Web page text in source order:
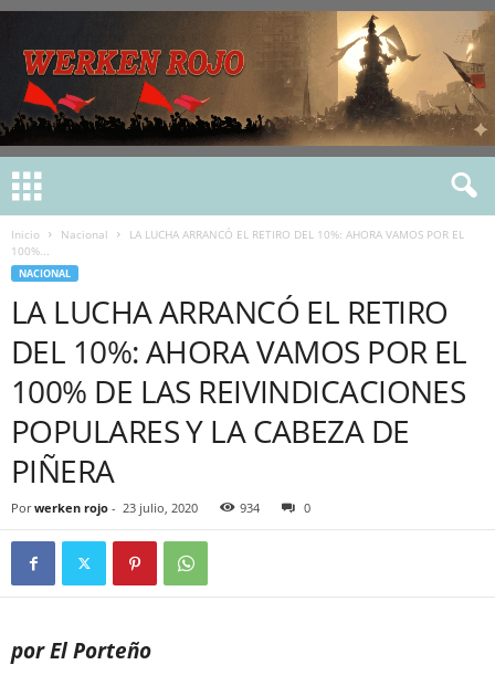
Inicio Nacional
LA LUCHA ARRANCÓ EL RETIRO DEL 10%: AHORA VAMOS POR EL
100%...
NACIONAL
LA LUCHA ARRANCÓ EL RETIRO
DEL 10%: AHORA VAMOS POR EL
100% DE LAS REIVINDICACIONES
POPULARES Y LA CABEZA DE
PIÑERA
Por werken rojo - 23 julio, 2020 934 0
por El Porteño